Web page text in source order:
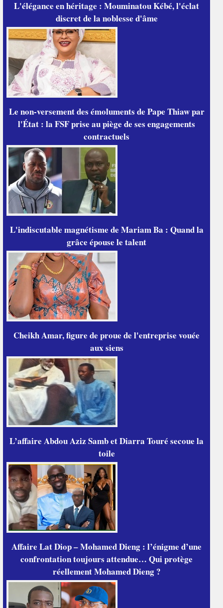
L'élégance en héritage : Mouminatou Kébé, l'éclat
discret de la noblesse d'âme
Le non-versement des émoluments de Pape Thiaw par
l'État : la FSF prise au piège de ses engagements
contractuels
L'indiscutable magnétisme de Mariam Ba : Quand la
grâce épouse le talent
Cheikh Amar, figure de proue de l'entreprise vouée
aux siens
L’affaire Abdou Aziz Samb et Diarra Touré secoue la
toile
Affaire Lat Diop – Mohamed Dieng : l’énigme d’une
confrontation toujours attendue… Qui protège
réellement Mohamed Dieng ?